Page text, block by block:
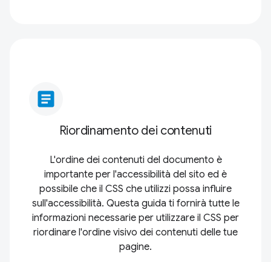
article
Riordinamento dei contenuti
L'ordine dei contenuti del documento è
importante per l'accessibilità del sito ed è
possibile che il CSS che utilizzi possa influire
sull'accessibilità. Questa guida ti fornirà tutte le
informazioni necessarie per utilizzare il CSS per
riordinare l'ordine visivo dei contenuti delle tue
pagine.